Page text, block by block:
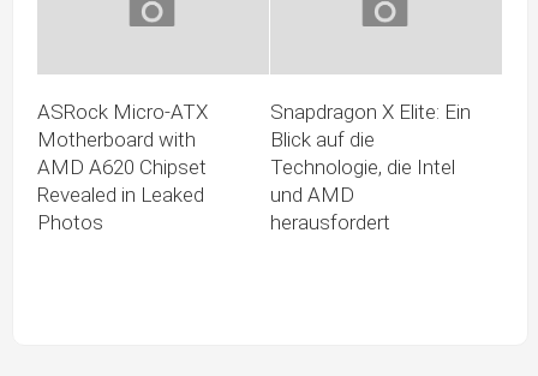
ASRock Micro-ATX
Motherboard with
AMD A620 Chipset
Revealed in Leaked
Photos
Snapdragon X Elite: Ein
Blick auf die
Technologie, die Intel
und AMD
herausfordert